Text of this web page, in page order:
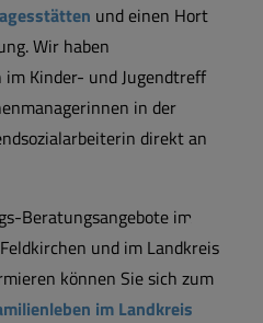
und einen Hort
Wir haben
Kinder- und Jugendtreff
in der
direkt an
Beratungsangebote im
und im Landkreis
können Sie sich zum
im Landkreis